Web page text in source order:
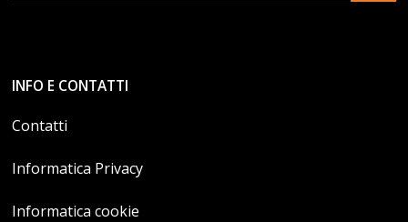
INFO E CONTATTI
Contatti
Informatica Privacy
Informatica cookie